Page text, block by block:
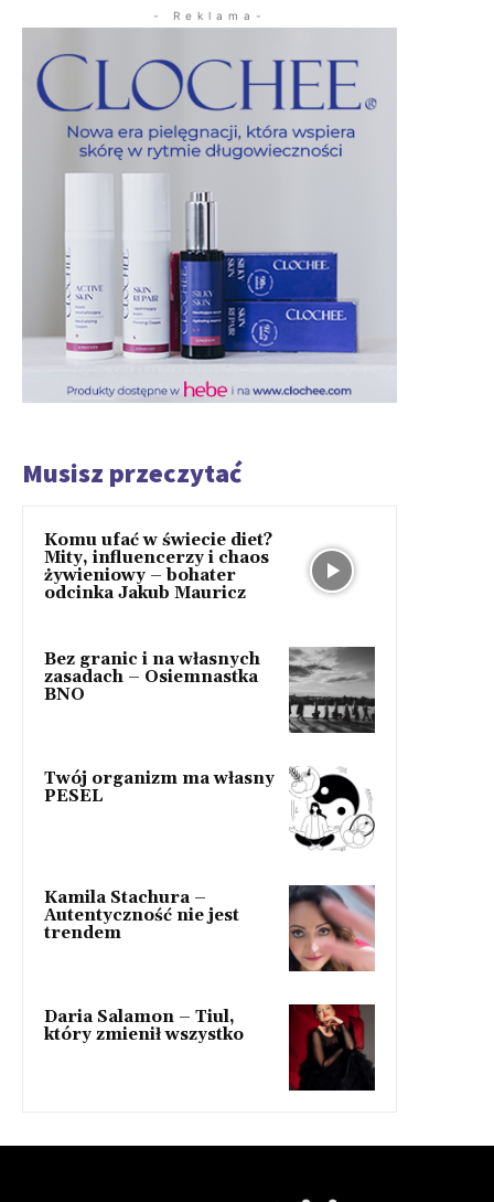
- Reklama-
Musisz przeczytać
Komu ufać w świecie diet?
Mity, influencerzy i chaos
żywieniowy – bohater
odcinka Jakub Mauricz
Bez granic i na własnych
zasadach – Osiemnastka
BNO
Twój organizm ma własny
PESEL
Kamila Stachura –
Autentyczność nie jest
trendem
Daria Salamon – Tiul,
który zmienił wszystko